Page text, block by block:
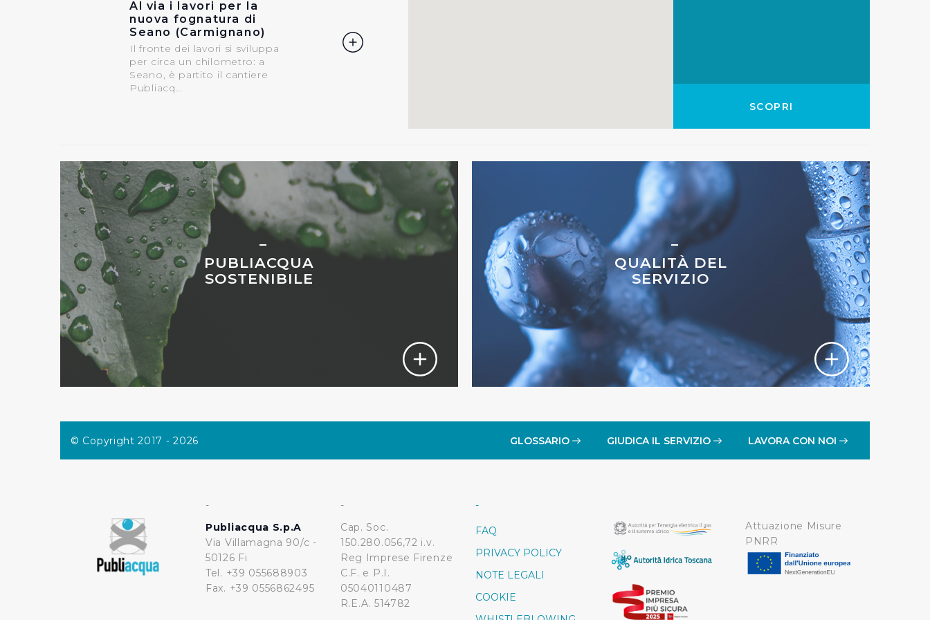
Cliccando su "Rifiuta" o sulla "X" posizionata in alto a destra in questo banner l’Utente rifiuta tutti i cookie con la sola
eccezione dei cookie tecnici. La chiusura del presente banner comporta il permanere delle impostazioni di default e
dunque la continuazione della navigazione in assenza di cookie o altri sistemi di tracciamento ad esclusione di quelli
tecnici indispensabili per una corretta visualizzazione della pagina.
Al via i lavori per la
nuova fognatura di
Seano (Carmignano)
Il fronte dei lavori si sviluppa
per circa un chilometro: a
Seano, è partito il cantiere
Publiacq…
SCOPRI
PUBLIACQUA
SOSTENIBILE
QUALITÀ DEL
SERVIZIO
© Copyright 2017 - 2026 GLOSSARIO GIUDICA IL SERVIZIO LAVORA CON NOI
-
Publiacqua S.p.A
Via Villamagna 90/c -
50126 Fi
Tel. +39 055688903
Fax. +39 0556862495
-
Cap. Soc.
150.280.056,72 i.v.
Reg Imprese Firenze
C.F. e P.I.
05040110487
R.E.A. 514782
-
FAQ
PRIVACY POLICY
NOTE LEGALI
COOKIE
Attuazione Misure
PNRR